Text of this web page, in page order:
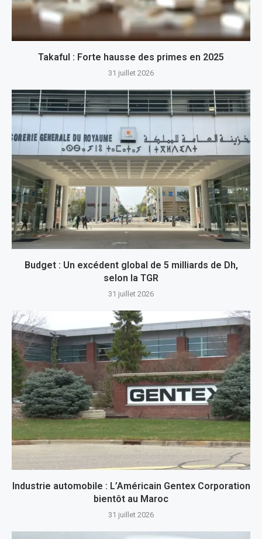
Takaful : Forte hausse des primes en 2025
31 juillet 2026
Budget : Un excédent global de 5 milliards de Dh,
selon la TGR
31 juillet 2026
Industrie automobile : L’Américain Gentex Corporation
bientôt au Maroc
31 juillet 2026